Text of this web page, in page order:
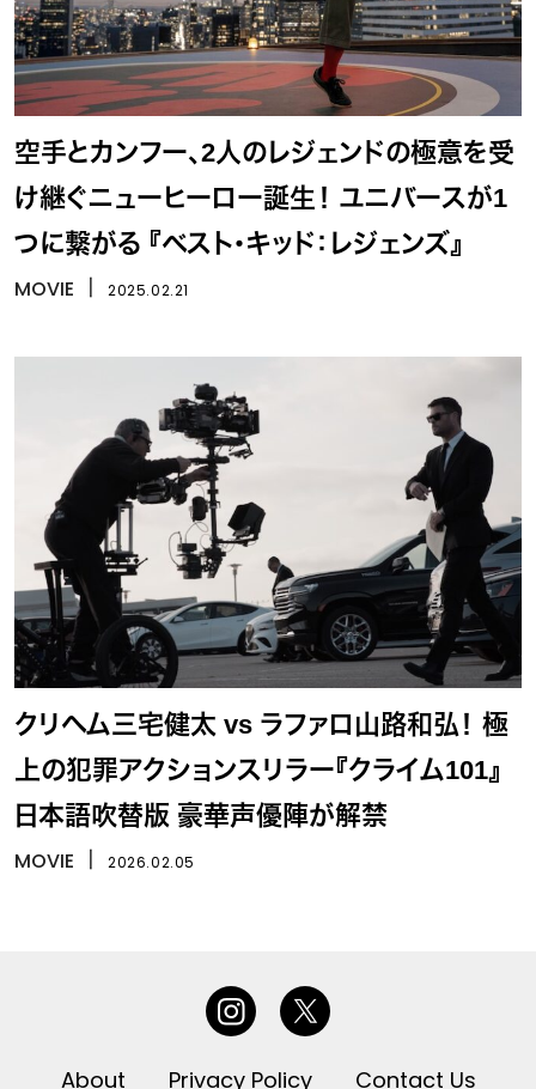
空手とカンフー、2人のレジェンドの極意を受
け継ぐニューヒーロー誕生！ ユニバースが1
つに繋がる 『ベスト・キッド：レジェンズ』
MOVIE 2025.02.21
クリヘム三宅健太 vs ラファロ山路和弘！ 極
上の犯罪アクションスリラー『クライム101』
日本語吹替版 豪華声優陣が解禁
MOVIE 2026.02.05
About Privacy Policy Contact Us